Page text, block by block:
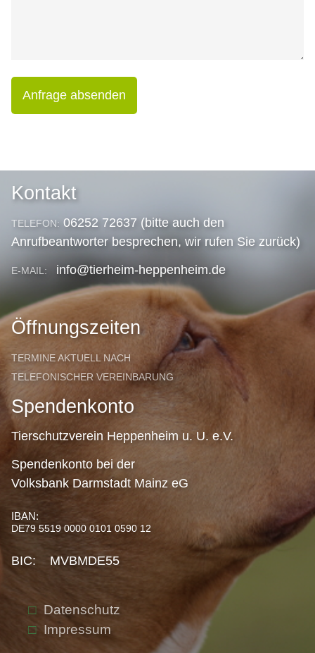
Anfrage absenden
Kontakt
TELEFON: 06252 72637 (bitte auch den
Anrufbeantworter besprechen, wir rufen Sie zurück)
E-MAIL: info@tierheim-heppenheim.de
Öffnungszeiten
TERMINE AKTUELL NACH
TELEFONISCHER VEREINBARUNG
Spendenkonto
Tierschutzverein Heppenheim u. U. e.V.
Spendenkonto bei der
Volksbank Darmstadt Mainz eG
IBAN:
DE79 5519 0000 0101 0590 12
BIC: MVBMDE55
Datenschutz
Impressum